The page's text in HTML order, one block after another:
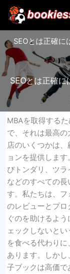
を
ス
キ
ッ
プ
SEOとは正確に
SEOとは正確
MBAを取得する
で、それは最高
店のいくつかは
ョンを提供しま
びトンダリ、ツ
などのすべての
す。私たちは、
のレビューとプ
ぐのを助けるよ
ェックしないと
を食べる代わり
あります。しか
子ブックは高価